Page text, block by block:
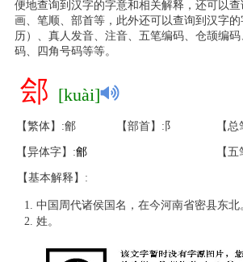
便地查询到汉字的字意和相关解释，还可以
画、笔顺、部首等，此外还可以查询到汉字
历）、真人发音、注音、五笔编码、仓颉编码
码、四角号码等等。
郐 [kuài]
【繁体】:鄶 【部首】:阝 【
【异体字】:鄶 【
【基本解释】:
中国周代诸侯国名，在今河南省密县东北
姓。